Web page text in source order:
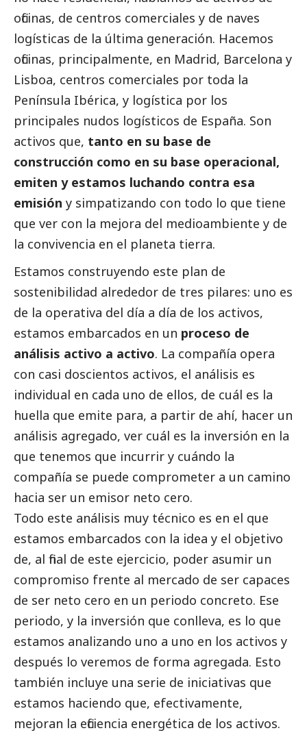
oficinas, de centros comerciales y de naves
logísticas de la última generación. Hacemos
oficinas, principalmente, en Madrid, Barcelona y
Lisboa, centros comerciales por toda la
Península Ibérica, y logística por los
principales nudos logísticos de España. Son
activos que, tanto en su base de
construcción como en su base operacional,
emiten y estamos luchando contra esa
emisión y simpatizando con todo lo que tiene
que ver con la mejora del medioambiente y de
la convivencia en el planeta tierra.
Estamos construyendo este plan de
sostenibilidad alrededor de tres pilares: uno es
de la operativa del día a día de los activos,
estamos embarcados en un proceso de
análisis activo a activo. La compañía opera
con casi doscientos activos, el análisis es
individual en cada uno de ellos, de cuál es la
huella que emite para, a partir de ahí, hacer un
análisis agregado, ver cuál es la inversión en la
que tenemos que incurrir y cuándo la
compañía se puede comprometer a un camino
hacia ser un emisor neto cero.
Todo este análisis muy técnico es en el que
estamos embarcados con la idea y el objetivo
de, al final de este ejercicio, poder asumir un
compromiso frente al mercado de ser capaces
de ser neto cero en un periodo concreto. Ese
periodo, y la inversión que conlleva, es lo que
estamos analizando uno a uno en los activos y
después lo veremos de forma agregada. Esto
también incluye una serie de iniciativas que
estamos haciendo que, efectivamente,
mejoran la eficiencia energética de los activos.